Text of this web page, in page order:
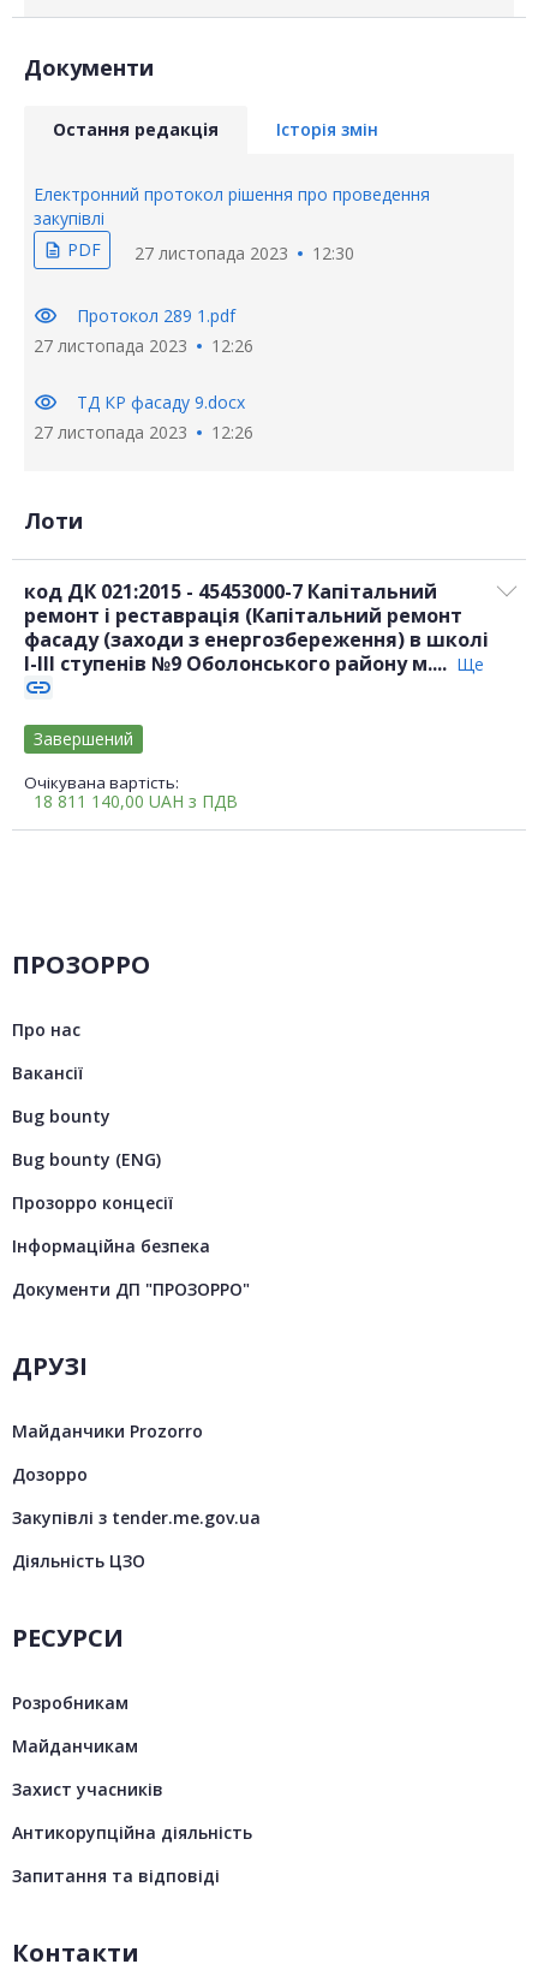
Документи
Остання редакція Історія змін
Електронний протокол рішення про проведення
закупівлі
description PDF 27 листопада 2023 12:30
visibility
Протокол 289 1.pdf
27 листопада 2023
12:26
visibility
ТД КР фасаду 9.docx
27 листопада 2023
12:26
Лоти
код ДК 021:2015 - 45453000-7 Капітальний
ремонт і реставрація (Капітальний ремонт
фасаду (заходи з енергозбереження) в школі
І-ІІІ ступенів №9 Оболонського району м.... Ще
link
Очікувана вартість:
18 811 140,00 UAH з ПДВ
Завершений
ПРОЗОРРО
Про нас
Вакансії
Bug bounty
Bug bounty (ENG)
Прозорро концесії
Інформаційна безпека
Документи ДП "ПРОЗОРРО"
ДРУЗІ
Майданчики Prozorro
Дозорро
Закупівлі з tender.me.gov.ua
Діяльність ЦЗО
РЕСУРСИ
Розробникам
Майданчикам
Захист учасників
Антикорупційна діяльність
Запитання та відповіді
Контакти